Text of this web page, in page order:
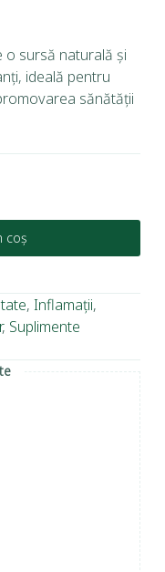
o sursă naturală și
ideală pentru
sănătății
coș
, Inflamații,
, Suplimente